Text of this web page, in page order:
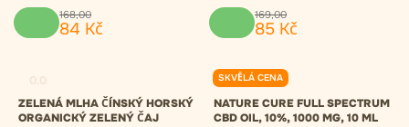
168,00
84 Kč
169,00
85 Kč
ZELENÁ MLHA ČÍNSKÝ HORSKÝ
ORGANICKÝ ZELENÝ ČAJ
SKVĚLÁ CENA
0.0
NATURE CURE FULL SPECTRUM
CBD OIL, 10%, 1000 MG, 10 ML